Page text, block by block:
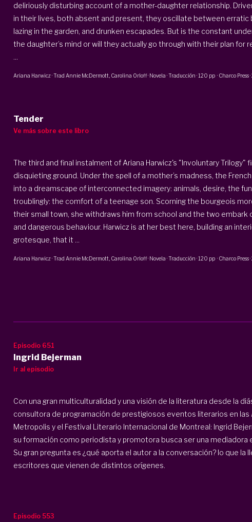
deliriously disturbing account of a mother-daughter relationship.
in their lives, both absent and present, they oscillate between erratic
lazing in the garden, and drunken escapades. But is the constant
the daughter’s mind or will they actually go through with their plan for
...
Ariana Harwicz· Trad Annie McDermott, Carolina Orloff · Novela · Traducción ·120 pp· Charco Press ·
Tender
Ve más sobre este libro
The third and final instalment of Ariana Harwicz's "Involuntary Trilogy"
disquieting ground. Under the spell of a mother’s madness, the
into a dreamscape of interconnected imagery: animals, desire, the
troublingly: the comfort of a teenage son. Scorning the bourgeois
their small town, she withdraws him from school and the two embark
and dangerous behaviour. Harwicz is at her best here, building an
grotesque, that it ...
Ariana Harwicz· Trad Annie McDermott, Carolina Orloff · Novela · Traducción ·120 pp· Charco Press ·
Episodio 651
Ingrid Bejerman
Ir al episodio
Con una gran multiculturalidad y una visión de la literatura desde la
consultora de programación de prestigiosos eventos literarios en las
Metropolis y el Festival Literario Internacional de Montreal: Ingrid
su formación como periodista y promotora busca ser una mediadora
Su gran pregunta es ¿qué aporta el autor a la conversación? lo que la
escritores que vienen de distintos orígenes.
Episodio 553